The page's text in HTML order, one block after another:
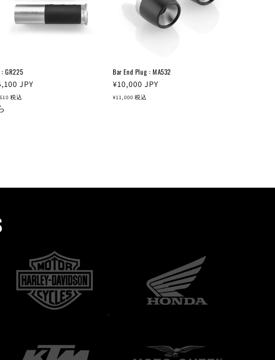
GR225
JPY
税込
Bar End Plug : MA532
通
常
¥10,000 JPY
¥11,000 税込